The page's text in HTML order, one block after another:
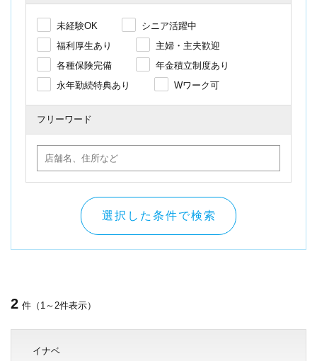
未経験OK
シニア活躍中
福利厚生あり
主婦・主夫歓迎
各種保険完備
年金積立制度あり
永年勤続特典あり
Wワーク可
フリーワード
選択した条件で検索
2 件（1～2件表示）
イナベ